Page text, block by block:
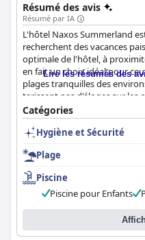
Résumé des avis
Résumé par IA
L'hôtel Naxos Summerland
recherchent des vacances
optimale de l'hôtel, à
en fait un choix idéal pour
plages tranquilles des
tarissent pas d'éloges sur les
petit déjeuner, allant des
déjeuner continental avec
céréales et bien d'autres
été un point fort pour les
agréable au restaurant de
propose des chambres
dotées de balcons offrant
personnel duNaxos
contribué à une expérience
magnifique et il n'est pas
Lire les résumés des
Catégories
Hygiène et Sécurité
Plage
Piscine
Piscine pour Enfants